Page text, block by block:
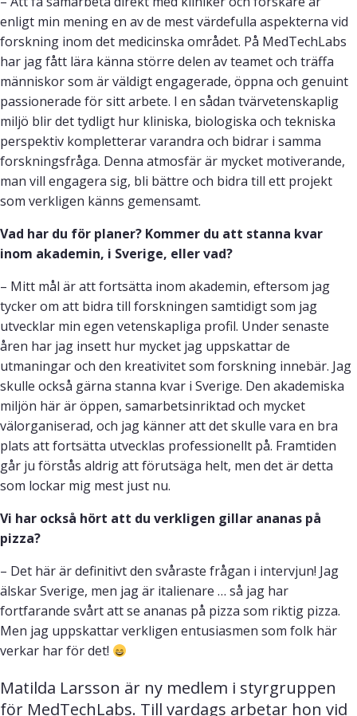
enligt min mening en av de mest värdefulla aspekterna vid
forskning inom det medicinska området. På MedTechLabs
har jag fått lära känna större delen av teamet och träffa
människor som är väldigt engagerade, öppna och genuint
passionerade för sitt arbete. I en sådan tvärvetenskaplig
miljö blir det tydligt hur kliniska, biologiska och tekniska
perspektiv kompletterar varandra och bidrar i samma
forskningsfråga. Denna atmosfär är mycket motiverande,
man vill engagera sig, bli bättre och bidra till ett projekt
som verkligen känns gemensamt.
Vad har du för planer? Kommer du att stanna kvar
inom akademin, i Sverige, eller vad?
– Mitt mål är att fortsätta inom akademin, eftersom jag
tycker om att bidra till forskningen samtidigt som jag
utvecklar min egen vetenskapliga profil. Under senaste
åren har jag insett hur mycket jag uppskattar de
utmaningar och den kreativitet som forskning innebär. Jag
skulle också gärna stanna kvar i Sverige. Den akademiska
miljön här är öppen, samarbetsinriktad och mycket
välorganiserad, och jag känner att det skulle vara en bra
plats att fortsätta utvecklas professionellt på. Framtiden
går ju förstås aldrig att förutsäga helt, men det är detta
som lockar mig mest just nu.
Vi har också hört att du verkligen gillar ananas på
pizza?
– Det här är definitivt den svåraste frågan i intervjun! Jag
älskar Sverige, men jag är italienare … så jag har
fortfarande svårt att se ananas på pizza som riktig pizza.
Men jag uppskattar verkligen entusiasmen som folk här
verkar har för det!
Matilda Larsson är ny medlem i styrgruppen
för MedTechLabs. Till vardags arbetar hon vid